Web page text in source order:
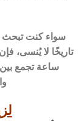
سواء كنت
تاريخًا لا يُنسى،
ساعة تجمع بين